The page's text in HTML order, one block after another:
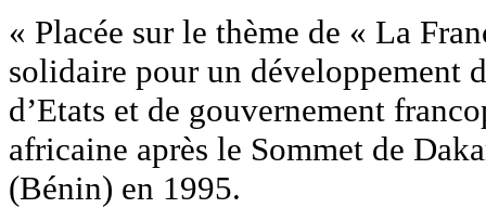
« Placée sur le thème de « La
solidaire pour un développement
d’Etats et de gouvernement
africaine après le Sommet de
(Bénin) en 1995.